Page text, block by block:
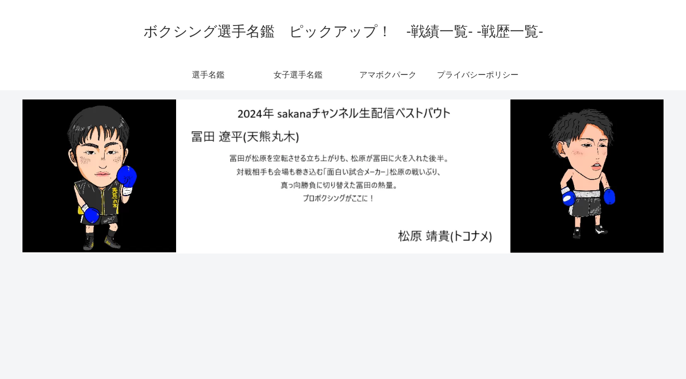
ボクシング選手名鑑 ピックアップ！ -戦績一覧- -戦歴一覧-
選手名鑑 女子選手名鑑 アマボクパーク プライバシーポリシー